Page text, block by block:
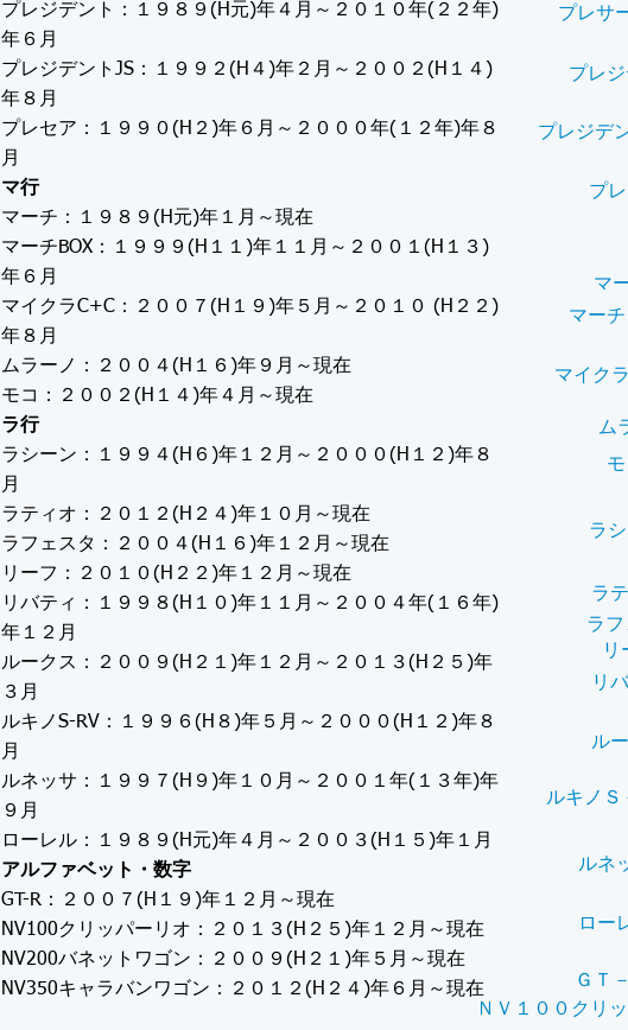
プレサ
プレジデント：１９８９(H元)年４月～２０１０年(２２年)
年６月
プレジデントJS：１９９２(H４)年２月～２００２(H１４)
年８月
プレセア：１９９０(H２)年６月～２０００年(１２年)年８
月
マ行
マーチ：１９８９(H元)年１月～現在
マーチBOX：１９９９(H１１)年１１月～２００１(H１３)
年６月
マイクラC+C：２００７(H１９)年５月～２０１０ (H２２)
年８月
ムラーノ：２００４(H１６)年９月～現在
モコ：２００２(H１４)年４月～現在
ラ行
ラシーン：１９９４(H６)年１２月～２０００(H１２)年８
月
ラティオ：２０１２(H２４)年１０月～現在
ラフェスタ：２００４(H１６)年１２月～現在
リーフ：２０１０(H２２)年１２月～現在
リバティ：１９９８(H１０)年１１月～２００４年(１６年)
年１２月
ルークス：２００９(H２１)年１２月～２０１３(H２５)年
３月
ルキノS-RV：１９９６(H８)年５月～２０００(H１２)年８
月
ルネッサ：１９９７(H９)年１０月～２００１年(１３年)年
９月
ローレル：１９８９(H元)年４月～２００３(H１５)年１月
アルファベット・数字
GT-R：２００７(H１９)年１２月～現在
NV100クリッパーリオ：２０１３(H２５)年１２月～現在
NV200バネットワゴン：２００９(H２１)年５月～現在
NV350キャラバンワゴン：２０１２(H２４)年６月～現在
マ
マー
プ
プレジデ
プレ
マイク
ム
ラ
ラ
ラ
リ
リ
ＮＶ１００クリ
ルネ
ロー
ルキノＳ
ル
ＧＴ